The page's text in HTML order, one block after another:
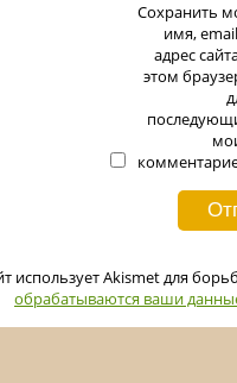
Сохранить
имя,
адрес
этом
использует Akismet для
обрабатываются ваши